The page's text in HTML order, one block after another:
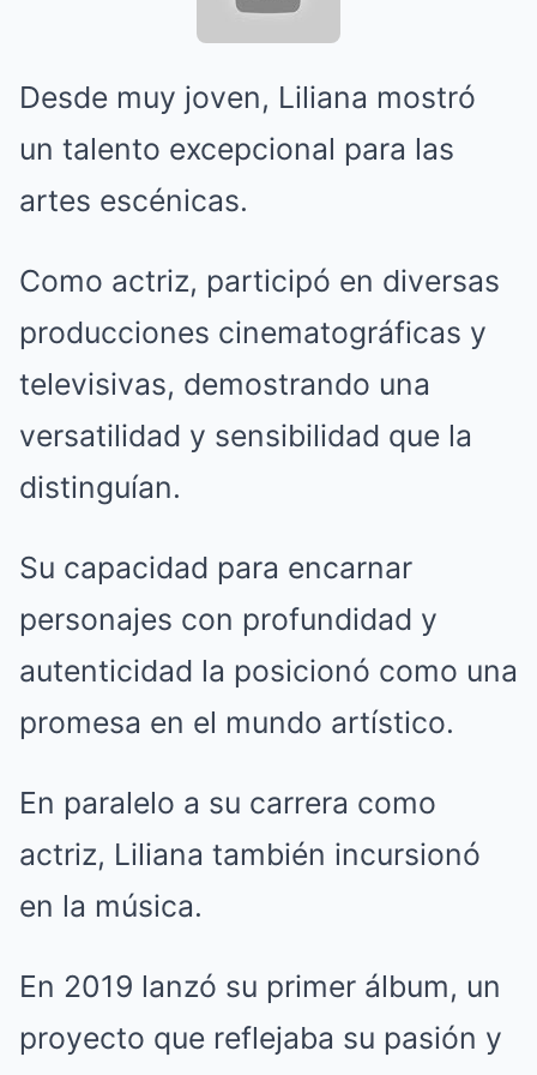
Desde muy joven, Liliana mostró
un talento excepcional para las
artes escénicas.
Como actriz, participó en diversas
producciones cinematográficas y
televisivas, demostrando una
versatilidad y sensibilidad que la
distinguían.
Su capacidad para encarnar
personajes con profundidad y
autenticidad la posicionó como una
promesa en el mundo artístico.
En paralelo a su carrera como
actriz, Liliana también incursionó
en la música.
En 2019 lanzó su primer álbum, un
proyecto que reflejaba su pasión y